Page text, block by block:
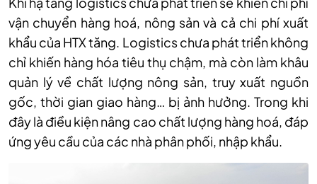
vận chuyển hàng hoá, nông sản và cả chi phí xuất
khẩu của HTX tăng. Logistics chưa phát triển không
chỉ khiến hàng hóa tiêu thụ chậm, mà còn làm khâu
quản lý về chất lượng nông sản, truy xuất nguồn
gốc, thời gian giao hàng… bị ảnh hưởng. Trong khi
đây là điều kiện nâng cao chất lượng hàng hoá, đáp
ứng yêu cầu của các nhà phân phối, nhập khẩu.